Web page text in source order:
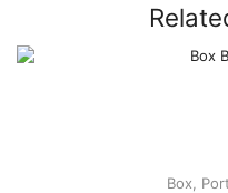
Box